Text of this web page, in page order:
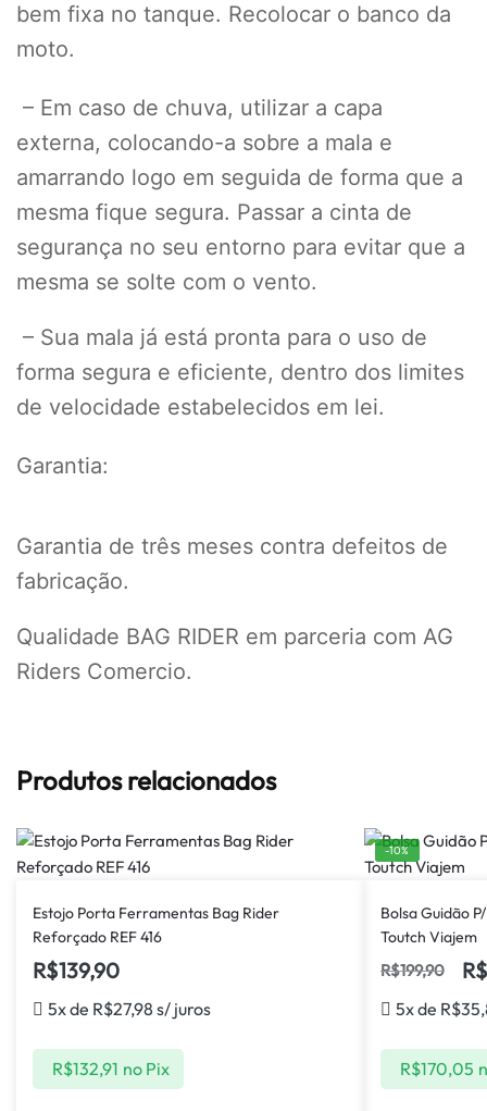
bem fixa no tanque. Recolocar o banco da
moto.
– Em caso de chuva, utilizar a capa
externa, colocando-a sobre a mala e
amarrando logo em seguida de forma que a
mesma fique segura. Passar a cinta de
segurança no seu entorno para evitar que a
mesma se solte com o vento.
– Sua mala já está pronta para o uso de
forma segura e eficiente, dentro dos limites
de velocidade estabelecidos em lei.
Garantia:
Garantia de três meses contra defeitos de
fabricação.
Qualidade BAG RIDER em parceria com AG
Riders Comercio.
Produtos relacionados
Estojo Porta Ferramentas Bag Rider
Reforçado REF 416
R$139,90
5x de R$27,98 s/ juros
R$132,91 no Pix
-10%
Bolsa Guidão
Toutch Viajem
R$199,90 R$
5x de R$
R$170,05